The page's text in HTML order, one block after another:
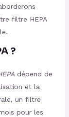
filtre HEPA
?
dépend de
et la
un filtre
pour les